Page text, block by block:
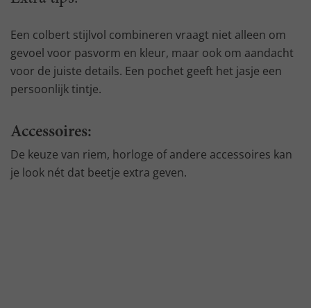
Een colbert stijlvol combineren vraagt niet alleen om
gevoel voor pasvorm en kleur, maar ook om aandacht
voor de juiste details. Een pochet geeft het jasje een
persoonlijk tintje.
Accessoires:
De keuze van riem, horloge of andere accessoires kan
je look nét dat beetje extra geven.